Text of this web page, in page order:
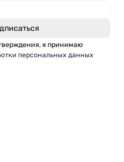
я принимаю
персональных данных